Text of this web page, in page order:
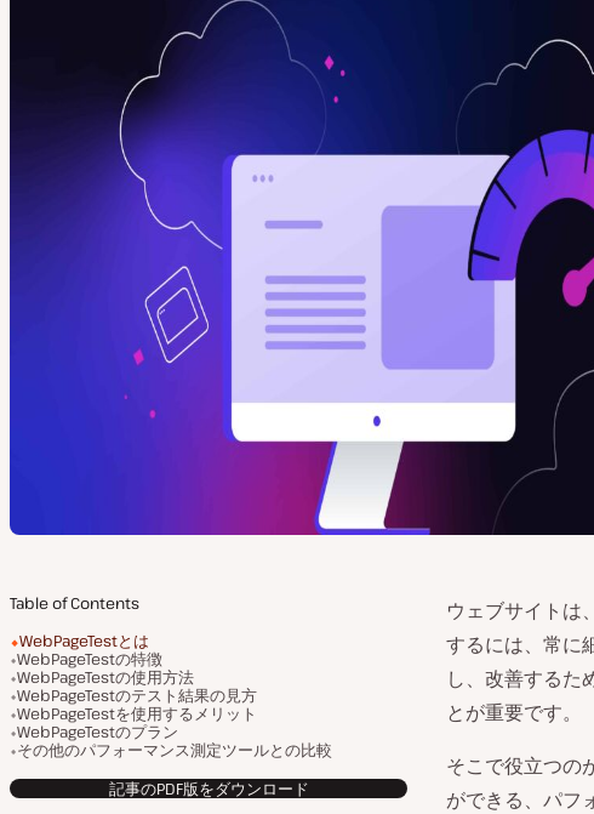
Table of Contents
WebPageTestとは
WebPageTestの特徴
WebPageTestの使用方法
WebPageTestのテスト結果の見方
WebPageTestを使用するメリット
WebPageTestのプラン
その他のパフォーマンス測定ツールとの比較
記事のPDF版をダウンロード
ウェブサイトは
するには、常に
し、改善するた
とが重要です。
そこで役立つの
ができる、パフ